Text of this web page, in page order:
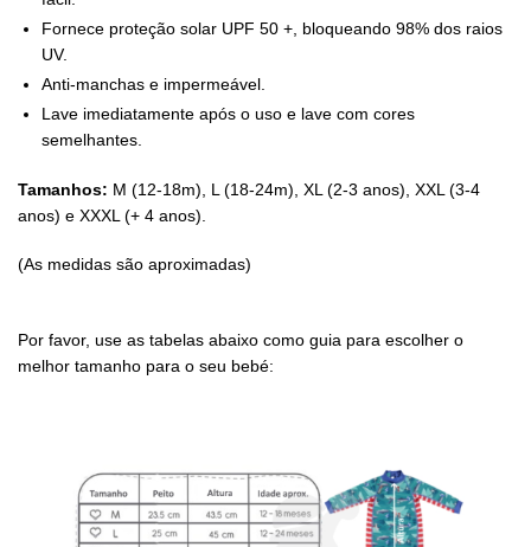
Fornece proteção solar UPF 50 +, bloqueando 98% dos raios
UV.
Anti-manchas e impermeável.
Lave imediatamente após o uso e lave com cores
semelhantes.
Tamanhos: M (12-18m), L (18-24m), XL (2-3 anos), XXL (3-4
anos) e XXXL (+ 4 anos).
(As medidas são aproximadas)
Por favor, use as tabelas abaixo como guia para escolher o
melhor tamanho para o seu bebé: